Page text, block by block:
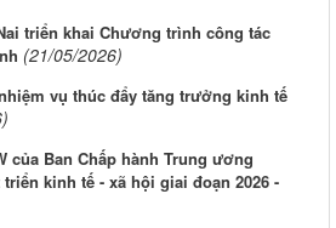
triển khai Chương trình công tác
(21/05/2026)
vụ thúc đẩy tăng trưởng kinh tế
của Ban Chấp hành Trung ương
kinh tế - xã hội giai đoạn 2026 -